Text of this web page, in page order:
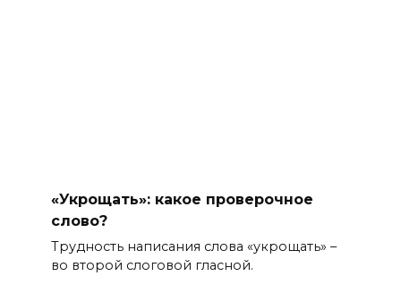
«Укрощать»: какое проверочное
слово?
Трудность написания слова «укрощать» –
во второй слоговой гласной.